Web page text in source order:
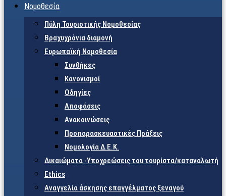
Νομοθεσία
Πύλη Τουριστικής Νομοθεσίας
Βραχυχρόνια διαμονή
Ευρωπαϊκή Νομοθεσία
Συνθήκες
Κανονισμοί
Οδηγίες
Αποφάσεις
Ανακοινώσεις
Προπαρασκευαστικές Πράξεις
Νομολογία Δ.Ε.Κ.
Δικαιώματα -Υποχρεώσεις του τουρίστα/καταναλωτή
Ethics
Αναγγελία άσκησης επαγγέλματος ξεναγού